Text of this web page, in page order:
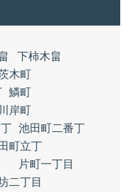
下柿木畠
木町
鱗町
川岸町
池田町二番丁
町立丁
片町一丁目
二丁目